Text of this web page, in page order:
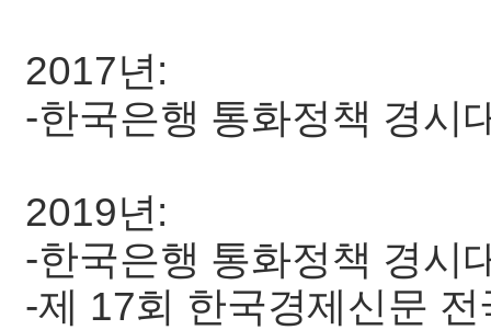
2017년:
-한국은행 통화정책 경시
2019년:
-한국은행 통화정책 경시
-제 17회 한국경제신문